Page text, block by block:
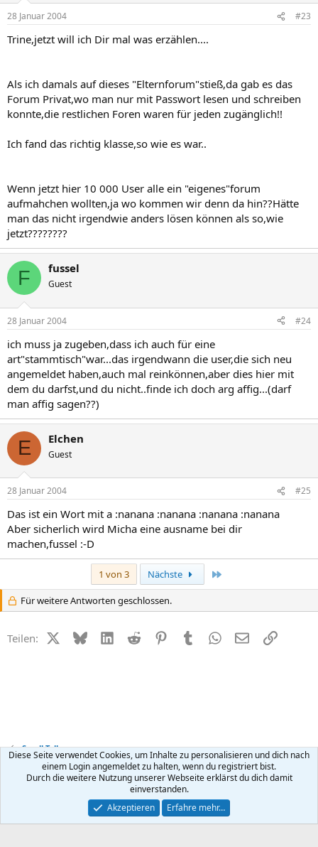
28 Januar 2004 #23
Trine,jetzt will ich Dir mal was erzählen....
Als ich damals auf dieses "Elternforum"stieß,da gab es das
Forum Privat,wo man nur mit Passwort lesen und schreiben
konnte,die restlichen Foren waren für jeden zugänglich!!
Ich fand das richtig klasse,so wie es war..
Wenn jetzt hier 10 000 User alle ein "eigenes"forum
aufmahchen wollten,ja wo kommen wir denn da hin??Hätte
man das nicht irgendwie anders lösen können als so,wie
jetzt????????
F fussel
Guest
28 Januar 2004 #24
ich muss ja zugeben,dass ich auch für eine
art"stammtisch"war...das irgendwann die user,die sich neu
angemeldet haben,auch mal reinkönnen,aber dies hier mit
dem du darfst,und du nicht..finde ich doch arg affig...(darf
man affig sagen??)
E Elchen
Guest
28 Januar 2004 #25
Das ist ein Wort mit a :nanana :nanana :nanana :nanana
Aber sicherlich wird Micha eine ausname bei dir
machen,fussel :-D
1 von 3 Nächste
Für weitere Antworten geschlossen.
Teilen: X (Twitter)
BlueskyLinkedIn
Reddit PinterestTumblr WhatsApp
E-MailLink
Small Talk
Kontakt Nutzungsbedingungen Datenschutz Hilfe
R
Community platform by XenForo ® © 2010-2026 XenForo Ltd.
Diese Seite verwendet Cookies, um Inhalte zu personalisieren und dich nach
einem Login angemeldet zu halten, wenn du registriert bist.
Durch die weitere Nutzung unserer Webseite erklärst du dich damit
einverstanden.
Akzeptieren
Erfahre mehr…